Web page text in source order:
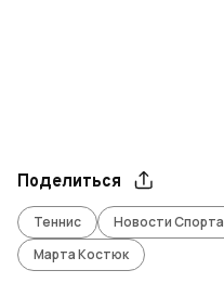
Поделиться
Теннис Новости Спорта
Марта Костюк